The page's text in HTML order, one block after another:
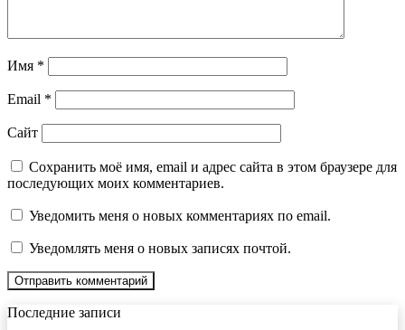
Имя *
Email *
Сайт
Сохранить моё имя, email и адрес сайта в этом браузере для
последующих моих комментариев.
Уведомить меня о новых комментариях по email.
Уведомлять меня о новых записях почтой.
Последние записи